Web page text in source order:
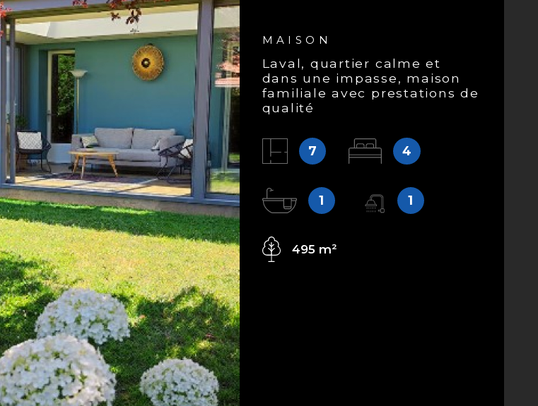
MAISON
laval, quartier calme et
dans une impasse, maison
familiale avec prestations de
qualité
7 4
1 1
495 m²